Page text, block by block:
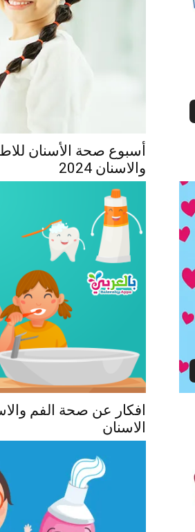
أسبوع صحة الأسنان
والاسنان 2024
افكار عن صحة الفم
الاسنان